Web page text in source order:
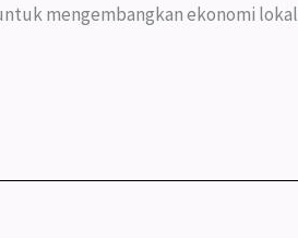
mengembangkan ekonomi